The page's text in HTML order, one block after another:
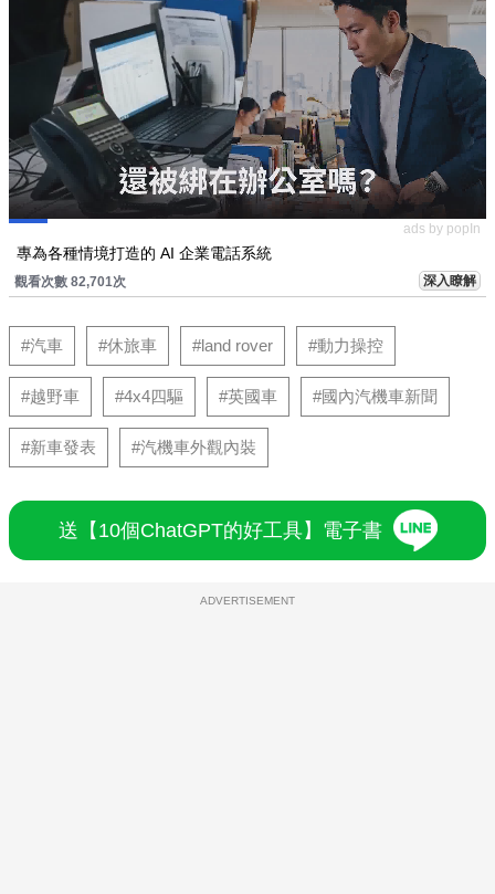
ads by popIn
專為各種情境打造的 AI 企業電話系統
觀看次數 82,701次 深入瞭解
#汽車 #休旅車 #land rover #動力操控
#越野車 #4x4四驅 #英國車 #國內汽機車新聞
#新車發表 #汽機車外觀內裝
送【10個ChatGPT的好工具】電子書
ADVERTISEMENT